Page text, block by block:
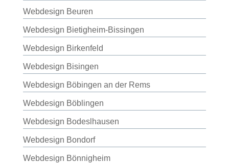
Webdesign Beuren
Webdesign Bietigheim-Bissingen
Webdesign Birkenfeld
Webdesign Bisingen
Webdesign Böbingen an der Rems
Webdesign Böblingen
Webdesign Bodeslhausen
Webdesign Bondorf
Webdesign Bönnigheim